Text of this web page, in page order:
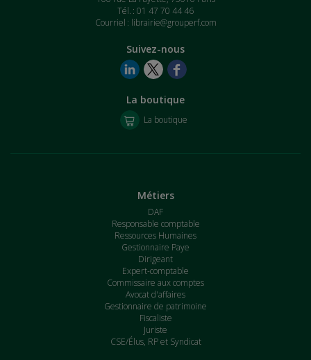
Tél. : 01 47 70 44 46
Courriel : librairie@grouperf.com
Suivez-nous
La boutique
La boutique
Métiers
DAF
Responsable comptable
Ressources Humaines
Gestionnaire Paye
Dirigeant
Expert-comptable
Commissaire aux comptes
Avocat d'affaires
Gestionnaire de patrimoine
Fiscaliste
Juriste
CSE/Élus, RP et Syndicat